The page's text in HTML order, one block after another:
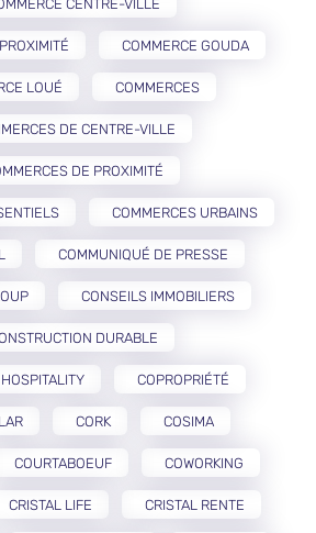
CENTRE-VILLE
COMMERCE GOUDA
LOUÉ COMMERCES
DE CENTRE-VILLE
DE PROXIMITÉ
COMMERCES URBAINS
COMMUNIQUÉ DE PRESSE
CONSEILS IMMOBILIERS
DURABLE
COPROPRIÉTÉ
CORK COSIMA
COURTABOEUF COWORKING
CRISTAL LIFE CRISTAL RENTE